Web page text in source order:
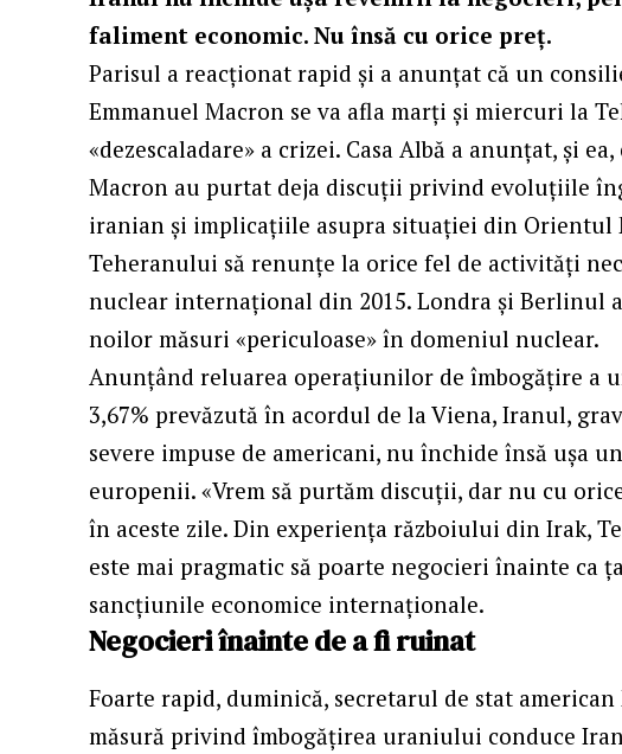
faliment economic. Nu însă cu orice preţ.
Parisul a reacționat rapid și a anunțat că un
Emmanuel Macron se va afla marți și miercuri la
«dezescaladare» a crizei. Casa Albă a anunțat, și
Macron au purtat deja discuții privind evoluțiile
iranian și implicațiile asupra situației din Orientul
Teheranului să renunțe la orice fel de activități
nuclear internațional din 2015. Londra și Berlinul
noilor măsuri «periculoase» în domeniul nuclear.
Anunțând reluarea operațiunilor de îmbogățire a
3,67% prevăzută în acordul de la Viena, Iranul,
severe impuse de americani, nu închide însă ușa
europenii. «Vrem să purtăm discuții, dar nu cu
în aceste zile. Din experiența războiului din Irak,
este mai pragmatic să poarte negocieri înainte ca
sancțiunile economice internaționale.
Negocieri înainte de a fi ruinat
Foarte rapid, duminică, secretarul de stat
măsură privind îmbogățirea uraniului conduce